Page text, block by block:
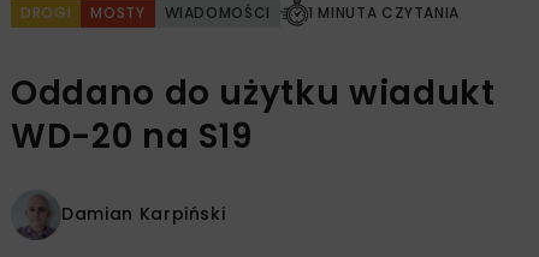
DROGI MOSTY WIADOMOŚCI 1 MINUTA CZYTANIA
Oddano do użytku wiadukt
WD-20 na S19
Damian Karpiński